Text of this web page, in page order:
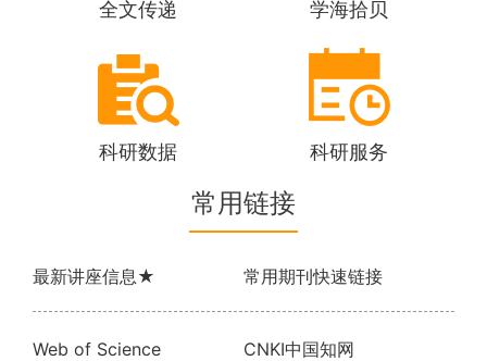
全文传递 学海拾贝
科研数据 科研服务
常用链接
最新讲座信息★ 常用期刊快速链接
Web of Science CNKI中国知网